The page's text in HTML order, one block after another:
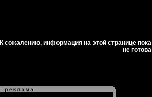
К сожалению, информация на этой странице пока
не готова